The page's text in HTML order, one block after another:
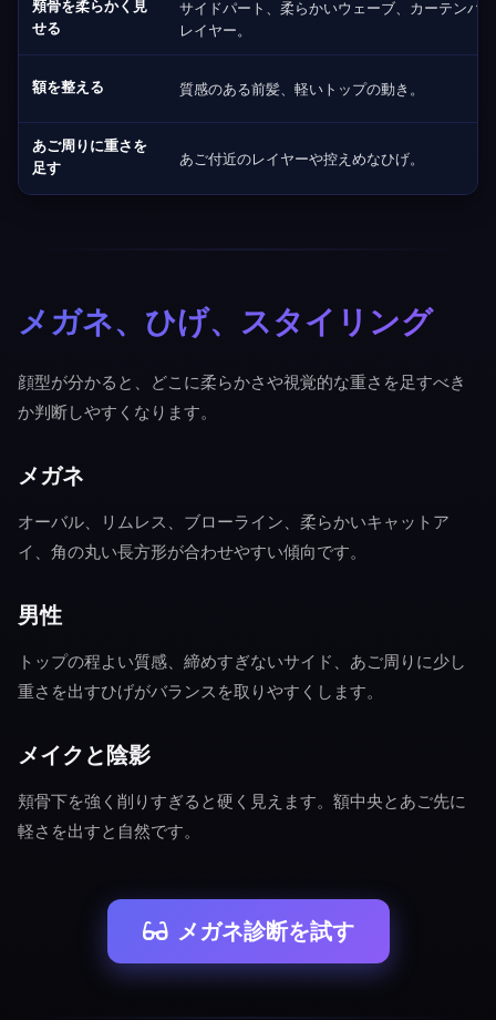
頬骨を柔らかく見
せる
サイドパート、柔らかいウェーブ、カーテンバ
レイヤー。
額を整える 質感のある前髪、軽いトップの動き。
あご周りに重さを
足す
あご付近のレイヤーや控えめなひげ。
メガネ、ひげ、スタイリング
顔型が分かると、どこに柔らかさや視覚的な重さを足すべき
か判断しやすくなります。
メガネ
オーバル、リムレス、ブローライン、柔らかいキャットア
イ、角の丸い長方形が合わせやすい傾向です。
男性
トップの程よい質感、締めすぎないサイド、あご周りに少し
重さを出すひげがバランスを取りやすくします。
メイクと陰影
頬骨下を強く削りすぎると硬く見えます。額中央とあご先に
軽さを出すと自然です。
メガネ診断を試す